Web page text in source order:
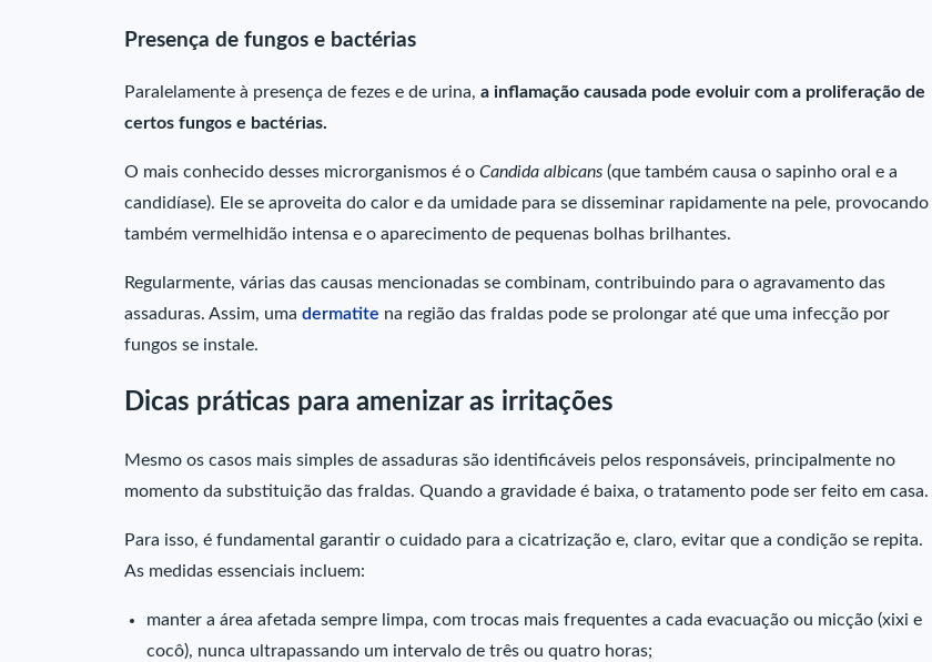
Presença de fungos e bactérias
Paralelamente à presença de fezes e de urina, a inflamação causada pode evoluir com a proliferação de
certos fungos e bactérias.
O mais conhecido desses microrganismos é o Candida albicans (que também causa o sapinho oral e a
candidíase). Ele se aproveita do calor e da umidade para se disseminar rapidamente na pele, provocando
também vermelhidão intensa e o aparecimento de pequenas bolhas brilhantes.
Regularmente, várias das causas mencionadas se combinam, contribuindo para o agravamento das
assaduras. Assim, uma dermatite na região das fraldas pode se prolongar até que uma infecção por
fungos se instale.
Dicas práticas para amenizar as irritações
Mesmo os casos mais simples de assaduras são identificáveis pelos responsáveis, principalmente no
momento da substituição das fraldas. Quando a gravidade é baixa, o tratamento pode ser feito em casa.
Para isso, é fundamental garantir o cuidado para a cicatrização e, claro, evitar que a condição se repita.
As medidas essenciais incluem:
manter a área afetada sempre limpa, com trocas mais frequentes a cada evacuação ou micção (xixi e
cocô), nunca ultrapassando um intervalo de três ou quatro horas;